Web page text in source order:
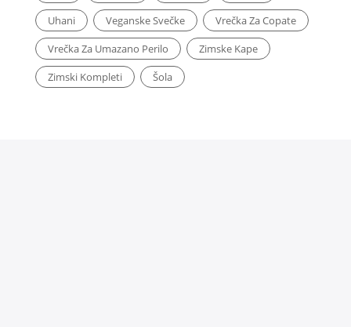
Uhani
Veganske Svečke
Vrečka Za Copate
Vrečka Za Umazano Perilo
Zimske Kape
Zimski Kompleti
Šola